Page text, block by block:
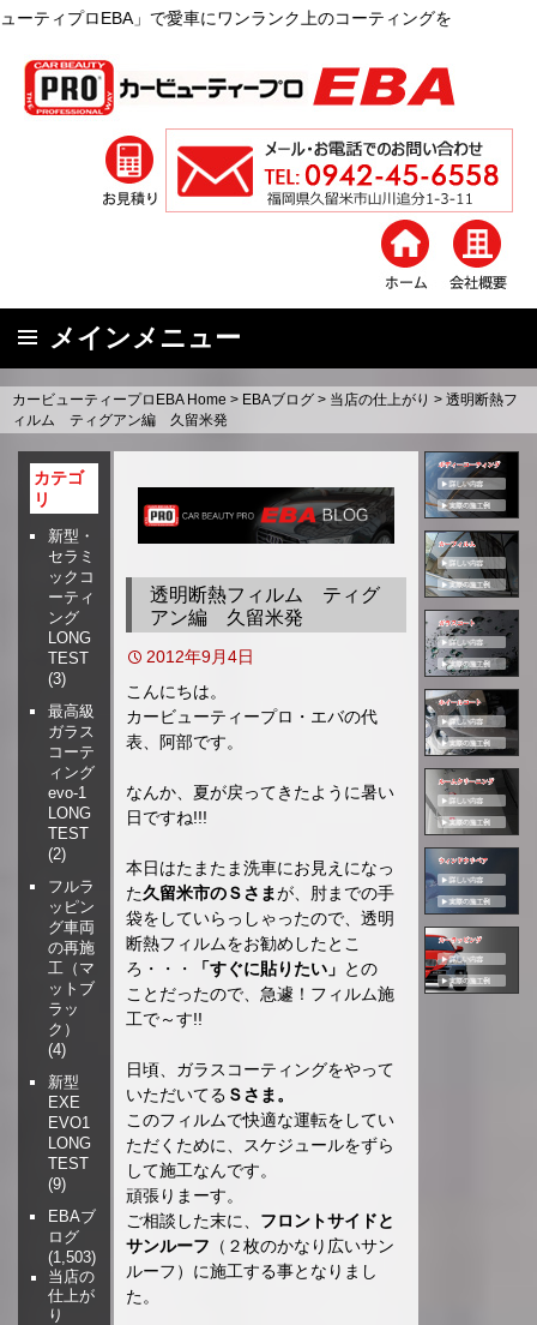
で愛車にワンランク上のコーティングを
メインメニュー
コ
ン
カービューティープロEBA Home > EBAブログ > 当店の仕上がり > 透明断熱フ
ィルム ティグアン編 久留米発
透明断熱フィルム ティグ
アン編 久留米発
2012年9月4日
こんにちは。
カービューティープロ・エバの代
表、阿部です。
なんか、夏が戻ってきたように暑い
日ですね!!!
本日はたまたま洗車にお見えになっ
た久留米市のＳさまが、肘までの手
袋をしていらっしゃったので、透明
断熱フィルムをお勧めしたとこ
ろ・・・
「すぐに貼りたい」 との
ことだったので、急遽！フィルム施
工で～す!!
日頃、ガラスコーティングをやって
いただいてる Ｓさま。
このフィルムで快適な運転をしてい
ただくために、スケジュールをずら
して施工なんです。
頑張りまーす。
ご相談した末に、 フロントサイドと
サンルーフ （２枚のかなり広いサン
ルーフ）に施工する事となりまし
た。
カテゴ
リ
新型・
セラミ
ックコ
ーティ
ング
LONG
TEST
(3)
最高級
ガラス
コーテ
ィング
evo-1
LONG
TEST
(2)
フルラ
ッピン
グ車両
の再施
工（マ
ットブ
ラッ
ク）
(4)
新型
EXE
EVO1
LONG
TEST
(9)
EBAブ
ログ
(1,503)
当店の
仕上が
り